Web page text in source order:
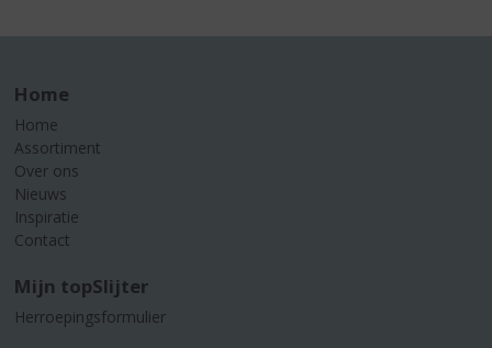
Home
Home
Assortiment
Over ons
Nieuws
Inspiratie
Contact
Mijn topSlijter
Herroepingsformulier